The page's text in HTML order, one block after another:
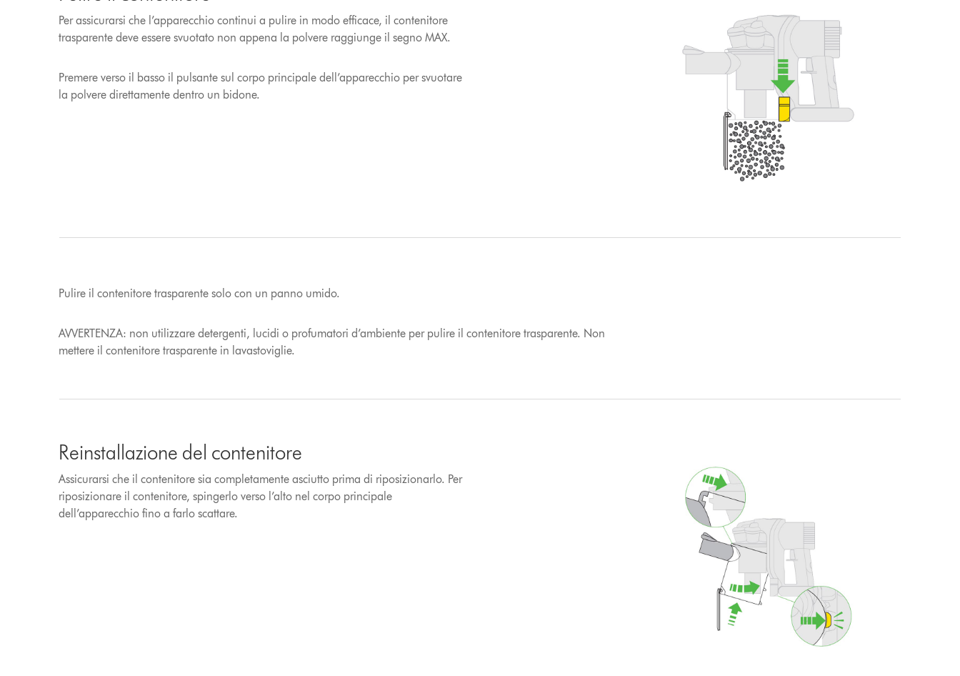
Per assicurarsi che l’apparecchio continui a pulire in modo efficace, il contenitore
trasparente deve essere svuotato non appena la polvere raggiunge il segno MAX.
Premere verso il basso il pulsante sul corpo principale dell’apparecchio per svuotare
la polvere direttamente dentro un bidone.
Pulire il contenitore trasparente solo con un panno umido.
AVVERTENZA: non utilizzare detergenti, lucidi o profumatori d’ambiente per pulire il contenitore trasparente. Non
mettere il contenitore trasparente in lavastoviglie.
Reinstallazione del contenitore
Assicurarsi che il contenitore sia completamente asciutto prima di riposizionarlo. Per
riposizionare il contenitore, spingerlo verso l’alto nel corpo principale
dell’apparecchio fino a farlo scattare.